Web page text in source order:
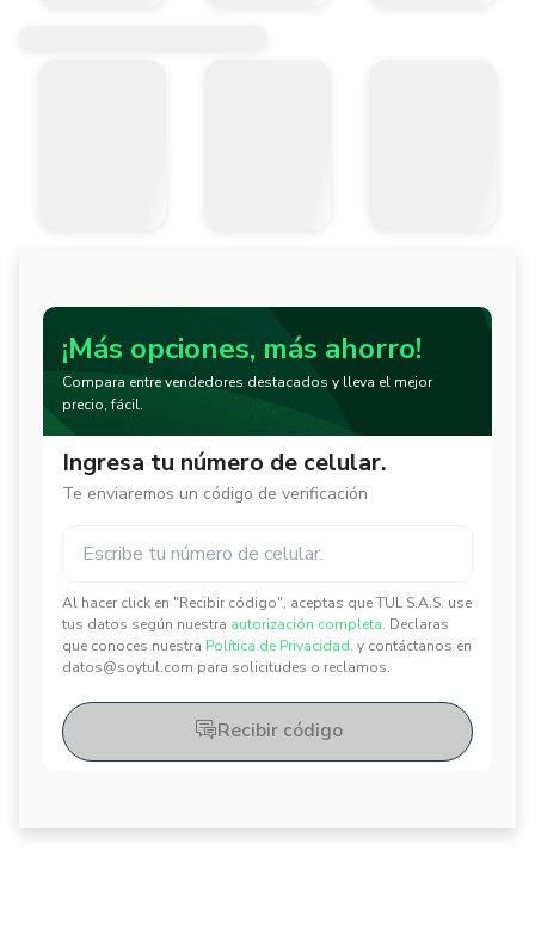
¡Más opciones, más ahorro!
Compara entre vendedores destacados y lleva el mejor
precio, fácil.
Ingresa tu número de celular.
Te enviaremos un código de verificación
Al hacer click en "Recibir código", aceptas que TUL S.A.S. use
tus datos según nuestra autorización completa. Declaras
que conoces nuestra Política de Privacidad. y contáctanos en
datos@soytul.com para solicitudes o reclamos.
✕
✕
Recibir código